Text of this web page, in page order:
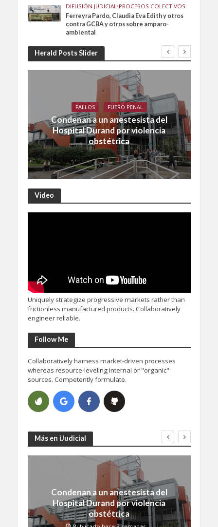
DIFUSIÓN JUDICIAL •PROCESOS COLECTIVOS
Ferreyra Pardo, Claudia Eva Edith y otros
contra GCBA y otros sobre amparo-
ambiental
Herald Posts Slider
FALLOS FUERO PENAL
Condenan a un anestesista del
Hospital Durand por violencia
obstétrica
Video
Uniquely strategize progressive markets rather than
frictionless manufactured products. Collaboratively
engineer reliable.
Follow Me
Collaboratively harness market-driven processes
whereas resource-leveling internal or "organic"
sources. Competently formulate.
Más en iJudicial
Condenan a un anestesista del
Hospital Durand por violencia
obstétrica